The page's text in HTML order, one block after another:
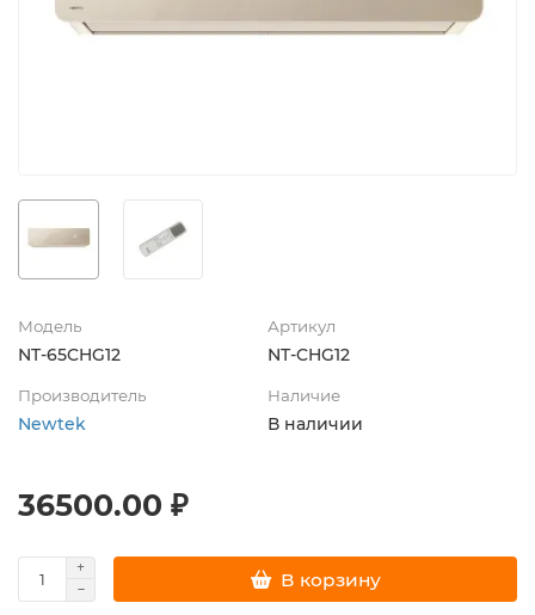
Модель
NT-65CHG12
Артикул
NT-CHG12
Производитель
Newtek
Наличие
В наличии
36500.00 ₽
В корзину